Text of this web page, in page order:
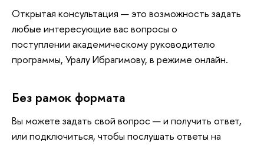
Открытая консультация — это возможность задать
любые интересующие вас вопросы о
поступлении академическому руководителю
программы, Уралу Ибрагимову, в режиме онлайн.
Без рамок формата
ы можете задать свой вопрос — и получить ответ,
или подключиться, чтобы послушать ответы на